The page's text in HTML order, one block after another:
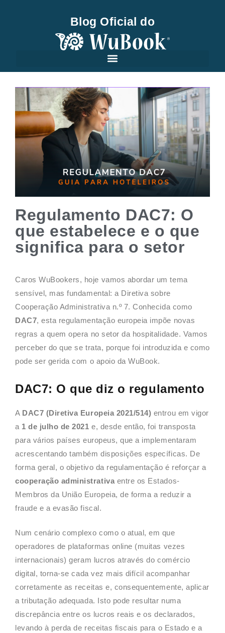
Blog Oficial do
Regulamento DAC7: O
que estabelece e o que
significa para o setor
Caros WuBookers, hoje vamos abordar um tema
sensível, mas fundamental: a Diretiva sobre
Cooperação Administrativa n.º 7. Conhecida como
DAC7, esta regulamentação europeia impõe novas
regras a quem opera no setor da hospitalidade. Vamos
perceber do que se trata, porque foi introduzida e como
pode ser gerida com o apoio da WuBook.
DAC7: O que diz o regulamento
A DAC7 (Diretiva Europeia 2021/514) entrou em vigor
a 1 de julho de 2021 e, desde então, foi transposta
para vários países europeus, que a implementaram
acrescentando também disposições específicas. De
forma geral, o objetivo da regulamentação é reforçar a
cooperação administrativa entre os Estados-
Membros da União Europeia, de forma a reduzir a
fraude e a evasão fiscal.
Num cenário complexo como o atual, em que
operadores de plataformas online (muitas vezes
internacionais) geram lucros através do comércio
digital, torna-se cada vez mais difícil acompanhar
corretamente as receitas e, consequentemente, aplicar
a tributação adequada. Isto pode resultar numa
discrepância entre os lucros reais e os declarados,
levando à perda de receitas fiscais para o Estado e a